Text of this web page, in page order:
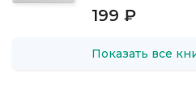
199 ₽
Показать все